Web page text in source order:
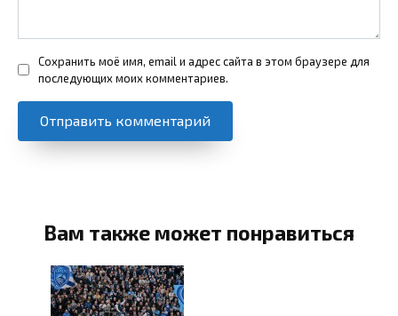
Сохранить моё имя, email и адрес сайта в этом браузере для
последующих моих комментариев.
Вам также может понравиться